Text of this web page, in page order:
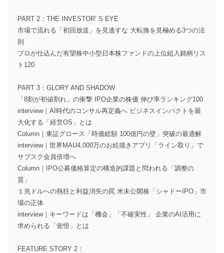
PART 2：THE INVESTOR’ S EYE
市場で流れる「初回放送」を見逃すな 大転換を見極める3つの法
則
プロが仕込んだ有望株中小型日本株ファンドの上位組入銘柄リス
ト120
PART 3：GLORY AND SHADOW
「8割が初値割れ」の衝撃 IPO企業の株価 伸び率ランキング100
interview｜AI時代のコンサル再定義へ ビジネスインパクトを最
大化する「経営OS」とは
Column｜東証グロース「時価総額 100億円の壁」突破の最適解
interview｜世界MAU4,000万のお絵描きアプリ「ライン取り」で
サブスク会員倍増へ
Column｜IPO公募価格算定の構造的課題と問われる「調整の
質」
１兆ドルへの熱狂と利益消失の罠 米未公開株「シャドーIPO」市
場の正体
interview｜キーワードは「機会」「不確実性」 企業のAI活用に
求められる「覚悟」とは
FEATURE STORY 2：